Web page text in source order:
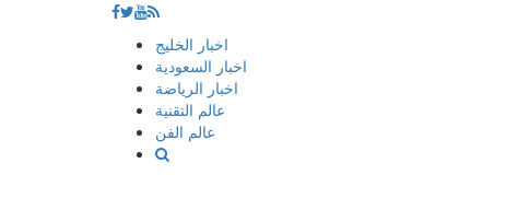
إذهب
المحتوى
اخبار الخليج
اخبار السعودية
اخبار الرياضة
عالم التقنية
عالم الفن